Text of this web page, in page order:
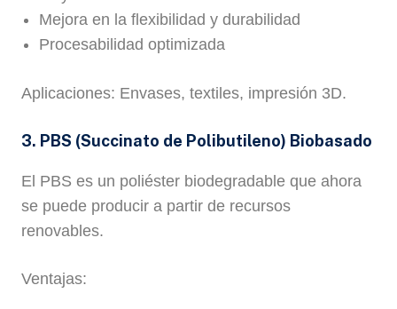
Mejora en la flexibilidad y durabilidad
Procesabilidad optimizada
Aplicaciones: Envases, textiles, impresión 3D.
3. PBS (Succinato de Polibutileno) Biobasado
El PBS es un poliéster biodegradable que ahora
se puede producir a partir de recursos
renovables.
Ventajas: